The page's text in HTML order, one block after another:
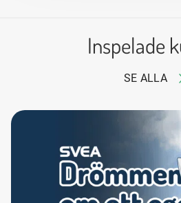
Inspelade
SE ALLA